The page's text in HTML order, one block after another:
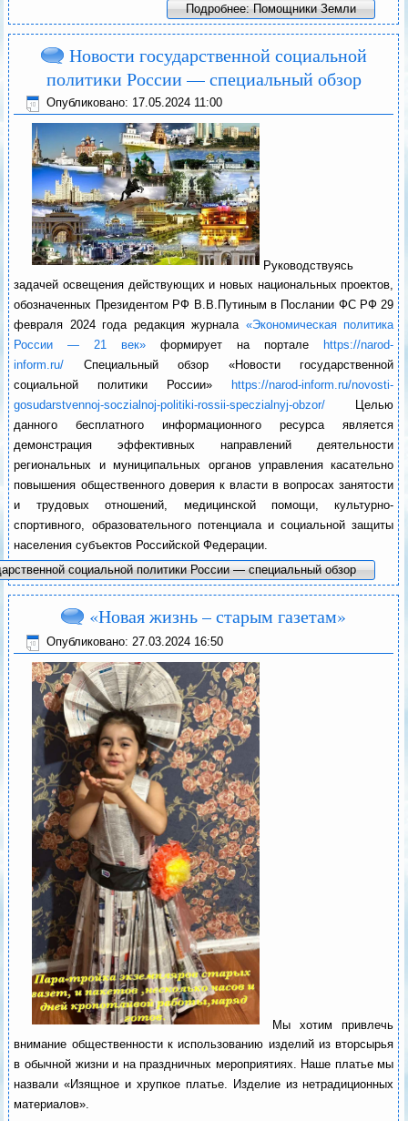
Подробнее: Помощники Земли
Новости государственной социальной
политики России — специальный обзор
Опубликовано: 17.05.2024 11:00
Руководствуясь
задачей освещения действующих и новых национальных проектов,
обозначенных Президентом РФ В.В.Путиным в Послании ФС РФ 29
февраля 2024 года редакция журнала «Экономическая политика
России — 21 век» формирует на портале
https://narod-
inform.ru/ Специальный обзор «Новости государственной
социальной политики России»
https://narod-inform.ru/novosti-
gosudarstvennoj-soczialnoj-politiki-rossii-speczialnyj-obzor/ Целью
данного бесплатного информационного ресурса является
демонстрация эффективных направлений деятельности
региональных и муниципальных органов управления касательно
повышения общественного доверия к власти в вопросах занятости
и трудовых отношений, медицинской помощи, культурно-
спортивного, образовательного потенциала и социальной защиты
населения субъектов Российской Федерации.
социальной политики России — специальный обзор
«Новая жизнь – старым газетам»
Опубликовано: 27.03.2024 16:50
Мы хотим привлечь
внимание общественности к использованию изделий из вторсырья
в обычной жизни и на праздничных мероприятиях. Наше платье мы
назвали «Изящное и хрупкое платье. Изделие из нетрадиционных
материалов».